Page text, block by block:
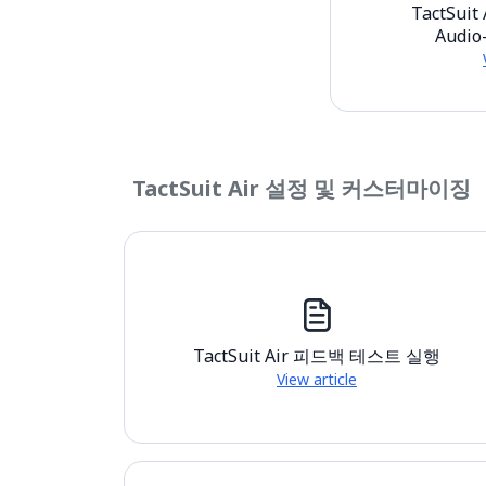
TactSuit
TactSuit Air 설정 및 커스터마이징
TactSuit Air 피드백 테스트 실행
View article